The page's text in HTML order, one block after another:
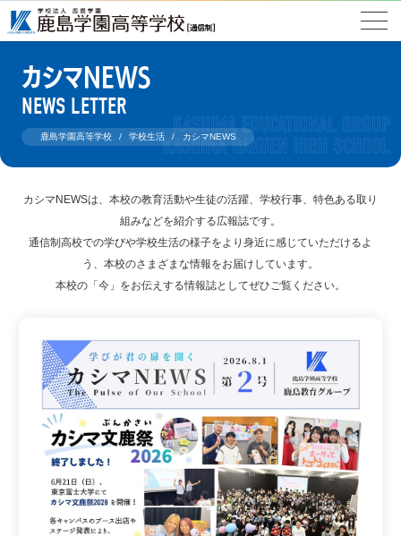
カシマNEWS
NEWS LETTER
鹿島学園高等学校 学校生活 カシマNEWS
カシマNEWSは、本校の教育活動や生徒の活躍、学校行事、特色ある取り
組みなどを紹介する広報誌です。
通信制高校での学びや学校生活の様子をより身近に感じていただけるよ
う、本校のさまざまな情報をお届けしています。
本校の「今」をお伝えする情報誌としてぜひご覧ください。